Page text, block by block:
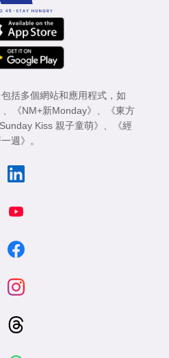
括多個網站和應用程式，如
《NM+新Monday》
《東方
Sunday Kiss 親子童萌》
《經
週》
。